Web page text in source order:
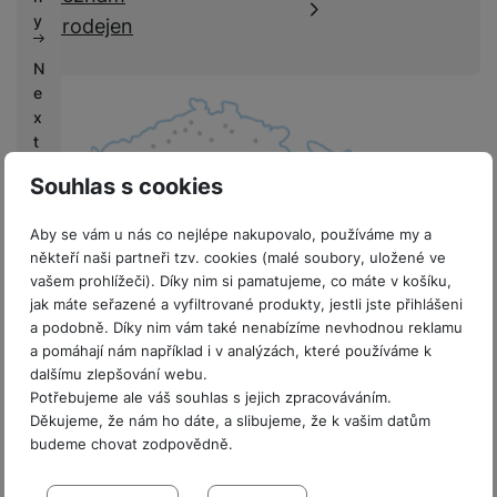
Souhlas s cookies
Aby se vám u nás co nejlépe nakupovalo, používáme my a
někteří naši partneři tzv. cookies (malé soubory, uložené ve
vašem prohlížeči). Díky nim si pamatujeme, co máte v košíku,
jak máte seřazené a vyfiltrované produkty, jestli jste přihlášeni
a podobně. Díky nim vám také nenabízíme nevhodnou reklamu
a pomáhají nám například i v analýzách, které používáme k
dalšímu zlepšování webu.
Potřebujeme ale váš souhlas s jejich zpracováváním.
Děkujeme, že nám ho dáte, a slibujeme, že k vašim datům
budeme chovat zodpovědně.
Nastavení souhlasů s kategoriemi
k
y
y
N
e
x
t
if
V
ý
k
u
p
y
prodejen
8 prodejen v ČR
Sdružení